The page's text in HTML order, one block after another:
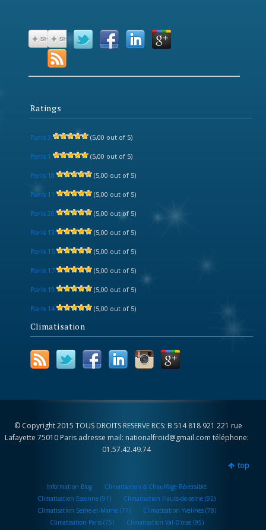
Ratings
Paris 3 (5,00 out of 5)
Paris 1 (5,00 out of 5)
Paris 18 (5,00 out of 5)
Paris 11 (5,00 out of 5)
Paris 20 (5,00 out of 5)
Paris 13 (5,00 out of 5)
Paris 15 (5,00 out of 5)
Paris 17 (5,00 out of 5)
Paris 19 (5,00 out of 5)
Paris 14 (5,00 out of 5)
Climatisation
© Copyright 2015 TOUS DROITS RESERVE RCS: B 514 818 921 221 rue
Lafayette 75010 Paris adresse mail: nationalfroid@gmail.com téléphone:
01.57.42.49.74
top
Information Blog
Climatisation & Chauffage Réversible
Climatisation Essonne (91)
Climatisation Hauts-de-seine (92)
Climatisation Seine-et-Marne (77)
Climatisation Yvelines (78)
Climatisation Paris (75)
Climatisation Val-D’oise (95)